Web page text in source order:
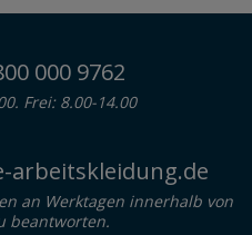
000 9762
Frei: 8.00-14.00
arbeitskleidung.de
an Werktagen innerhalb von
beantworten.